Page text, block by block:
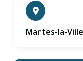
Mantes-la-Ville